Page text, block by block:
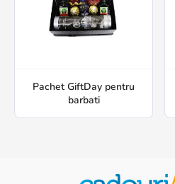
Pachet GiftDay pentru
barbati